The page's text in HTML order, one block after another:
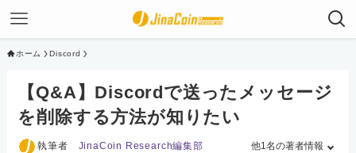
ホーム Discord
【Q&A】Discordで送ったメッセージ
を削除する方法が知りたい
執筆者 JinaCoin Research編集部 他1名の著者情報